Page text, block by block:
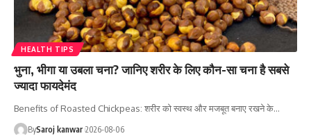
HEALTH TIPS
भुना, भीगा या उबला चना? जानिए शरीर के लिए कौन-सा चना है सबसे
ज्यादा फायदेमंद
Benefits of Roasted Chickpeas: शरीर को स्वस्थ और मजबूत बनाए रखने के…
BySaroj kanwar 2026-08-06